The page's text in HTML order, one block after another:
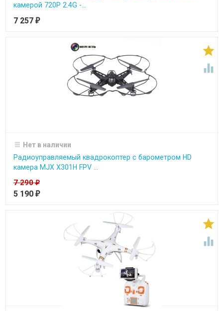
камерой 720P 2.4G -...
7 257 ₽


Нет в наличии
Радиоуправляемый квадрокоптер с барометром HD
камера MJX X301H FPV ...
7 290₽
5 190 ₽

